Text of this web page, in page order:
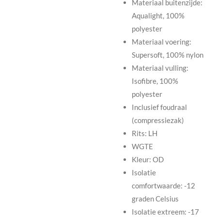
Materiaal buitenzijde:
Aqualight, 100%
polyester
Materiaal voering:
Supersoft, 100% nylon
Materiaal vulling:
Isofibre, 100%
polyester
Inclusief foudraal
(compressiezak)
Rits: LH
WGTE
Kleur: OD
Isolatie
comfortwaarde: -12
graden Celsius
Isolatie extreem: -17